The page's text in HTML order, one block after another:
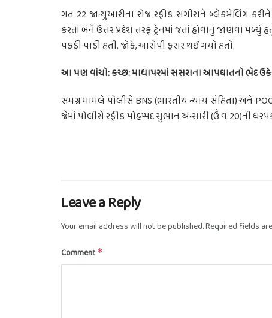
ગત 22 જાન્યુઆરીના રોજ રફીક સગીરાને બ્લેકમેલિંગ
કરતાં બંને ઉત્તર પ્રદેશ તરફ ટ્રેનમાં જતાં હોવાનું જાણવા
પકડી પાડી હતી. જોકે, આરોપી ફરાર થઈ ગયો હતો.
આ પણ વાંચો: કચ્છ: માધાપરમાં સસરાના આપઘાતનો ભેદ
સમગ્ર મામલે પોલીસે BNS (ભારતીય ન્યાય સંહિતા) અને
જેમાં પોલીસે રફીક મોહમ્મદ સુભાન અન્સારી (ઉં.વ.20)ની
Leave a Reply
Your email address will not be published.Required fields
Comment *